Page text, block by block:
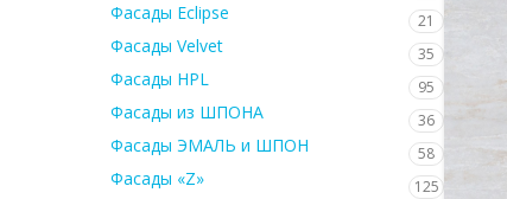
Фасады Eclipse 21
Фасады Velvet 35
Фасады HPL 95
Фасады из ШПОНА 36
Фасады ЭМАЛЬ и ШПОН 58
Фасады «Z» 125